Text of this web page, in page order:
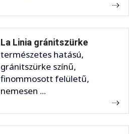
La Linia gránitszürke
természetes hatású,
gránitszürke színű,
finommosott felületű,
nemesen ...